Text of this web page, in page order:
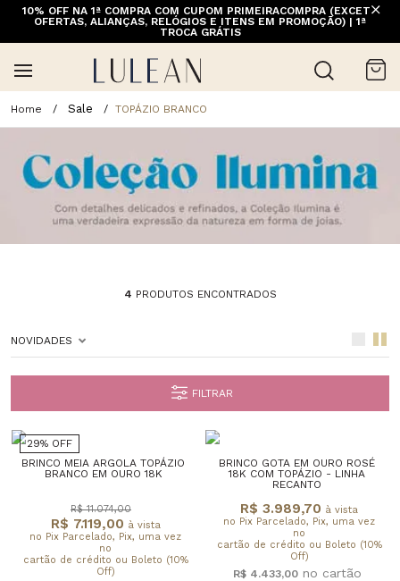
10% OFF NA 1ª COMPRA COM CUPOM PRIMEIRACOMPRA (EXCETO
OFERTAS, ALIANÇAS, RELÓGIOS E ITENS EM PROMOÇÃO) | 1ª
TROCA GRÁTIS
Sale TOPÁZIO BRANCO
4 PRODUTOS ENCONTRADOS
NOVIDADES
FILTRAR
29% OFF
BRINCO MEIA ARGOLA TOPÁZIO
BRANCO EM OURO 18K
R$ 7.119,00 à vista
no Pix Parcelado, Pix, uma vez
no
cartão de crédito ou Boleto (10%
Off)
R$ 11.074,00
BRINCO GOTA EM OURO ROSÉ
18K COM TOPÁZIO - LINHA
RECANTO
R$ 3.989,70 à vista
no Pix Parcelado, Pix, uma vez
no
cartão de crédito ou Boleto (10%
Off)
R$ 4.433,00